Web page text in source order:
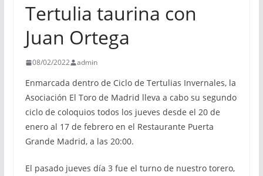
Tertulia taurina con
Juan Ortega
08/02/2022 admin
Enmarcada dentro de Ciclo de Tertulias Invernales, la
Asociación El Toro de Madrid lleva a cabo su segundo
ciclo de coloquios todos los jueves desde el 20 de
enero al 17 de febrero en el Restaurante Puerta
Grande Madrid, a las 20:00.
El pasado jueves día 3 fue el turno de nuestro torero,